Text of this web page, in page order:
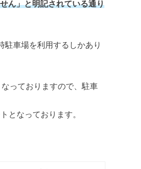
ん」と明記されている通り
駐車場を利用するしかあり
っておりますので、駐車
となっております。